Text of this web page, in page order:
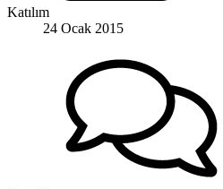
Katılım
24 Ocak 2015